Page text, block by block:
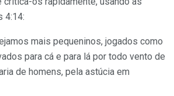
4:14:
mais pequeninos, jogados como
para cá e para lá por todo vento de
de homens, pela astúcia em